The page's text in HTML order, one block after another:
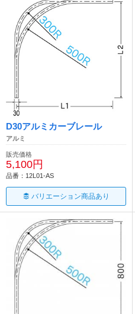
D30アルミカーブレール
アルミ
販売価格
5,100円
品番：12L01-AS
バリエーション商品あり